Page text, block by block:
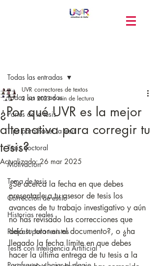
Todas las entradas
Partes de la tesis
Tips para hacer la tesis
Tesis doctoral
Motivación
Tema de tesis
Corrección de estilo
Historias reales
Podcast para tesistas
Tesis con Inteligencia Artificial
Todas las entradas
¿Por qué UVR es la mejor
alternativa para corregir tu
tesis?
UVR correctores de textos
2 oct 2023 6 min de lectura
Actualizado:26 mar 2025
¿Se acerca la fecha en que debes
presentarle a tu asesor de tesis los
avances de tu trabajo investigativo y aún
no has revisado las correcciones que
dejó tu tutor en el documento?, o ¿ha
llegado la fecha límite en que debes
hacer la última entrega de tu tesis a la